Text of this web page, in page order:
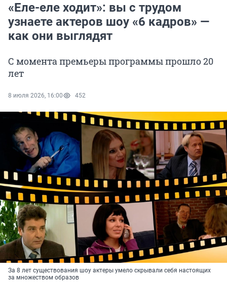
«Еле-еле ходит»: вы с трудом
узнаете актеров шоу «6 кадров» —
как они выглядят
С момента премьеры программы прошло 20
лет
8 июля 2026, 16:00 452
За 8 лет существования шоу актеры умело скрывали себя настоящих
за множеством образов